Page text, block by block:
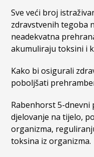
Sve veći broj
zdravstvenih tegoba
neadekvatna
akumuliraju toksini i
Kako bi osigurali
poboljšati
Rabenhorst 5-
djelovanje na tijelo,
organizma,
toksina iz organizma.